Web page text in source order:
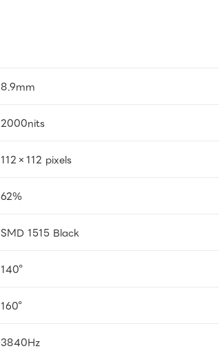
8.9mm
2000nits
112×112 pixels
62％
SMD 1515 Black
140°
160°
3840Hz